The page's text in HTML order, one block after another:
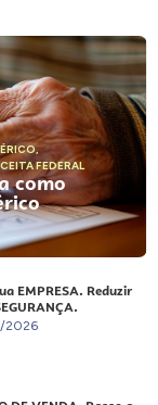
,
FEDERAL
como
EMPRESA. Reduzir
2026